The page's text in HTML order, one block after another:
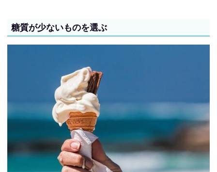
糖質が少ないものを選ぶ